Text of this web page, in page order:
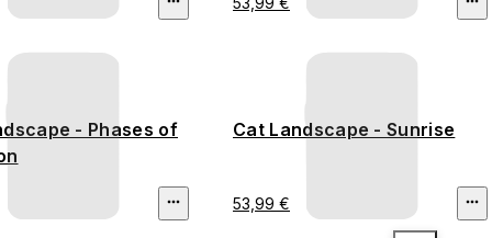
(Hiroshige)
- Phases of
Cat Landscape - Sunrise
53,99 €